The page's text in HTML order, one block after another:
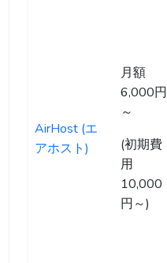
AirHost (エ
アホスト)
月額
6,000円
～
(初期費
用
10,000
円～)